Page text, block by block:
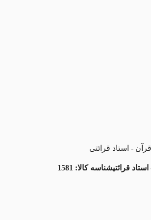
- استاد قرائتی
قرائتیشناسه کالا: 1581